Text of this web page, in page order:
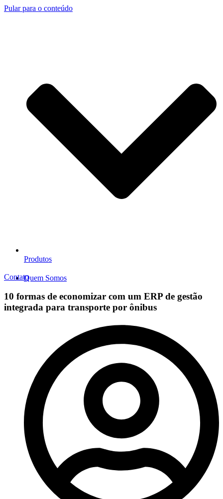
Pular para o conteúdo
Produtos
Quem Somos
Contato
10 formas de economizar com um ERP de gestão
integrada para transporte por ônibus